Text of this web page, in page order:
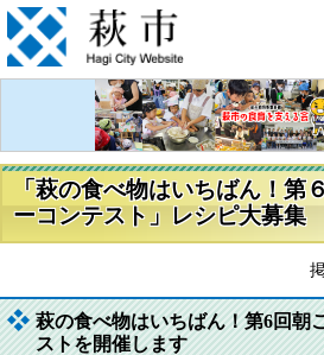
「萩の食べ物はいちばん！第
ーコンテスト」レシピ大募集
掲
萩の食べ物はいちばん！第6回朝
ストを開催します